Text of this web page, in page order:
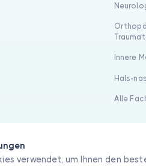
verwendet, um Ihnen den
Innere
Hals-
Alle